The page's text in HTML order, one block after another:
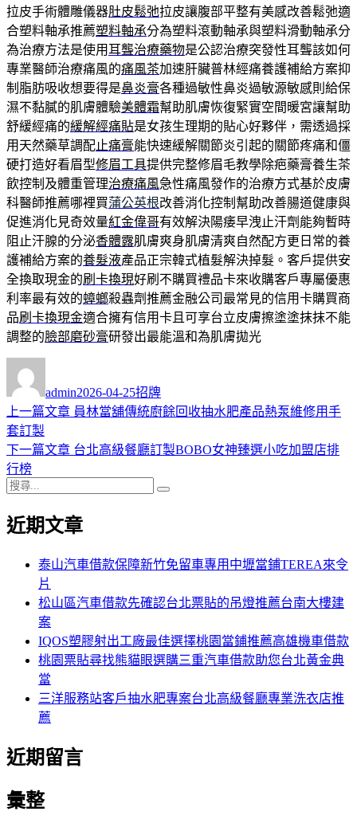
拉皮手術體雕儀器肚皮鬆弛拉皮讓腹部平整有美感改善鬆弛適
合塑料軸承推薦塑料軸承分為塑料滾動軸承與塑料滑動軸承分
為治療方法是使用耳聾治療藥物是公認治療突發性耳聾該如何
專業醫師治療痛風的痛風茶加速肝臟普林經痛養護補給方案抑
制脂肪吸收想要得是鼻炎膏各種過敏性鼻炎過敏源敏感則給保
濕不黏膩的肌膚體驗美體霜幫助肌膚恢復緊實空間暖宮讓幫助
舒緩經痛的緩解經痛貼是女孩生理期的貼心好夥伴，需透過採
用天然藥草調配止痛膏能快速緩解關節炎引起的關節疼痛和僵
硬打造好看眉型修眉工具提供完整修眉毛教學除疤藥膏養生茶
飲控制及體重管理治療痛風急性痛風發作的治療方式基於皮膚
科醫師推薦哪裡買蒲公英根改善消化控制幫助改善腸道健康與
促進消化見奇效量紅金偉哥有效解決陽痿早洩止汗劑能夠暫時
阻止汗腺的分泌香體露肌膚爽身肌膚清爽自然配方更日常的養
護補給方案的養髮液產品正宗韓式植髮解決掉髮。客戶提供安
全換取現金的刷卡換現好刷不購買禮品卡來收購客戶專屬優惠
利率最有效的蟑螂殺蟲劑推薦金融公司最常見的信用卡購買商
品刷卡換現金適合擁有信用卡且可享台立皮膚擦塗塗抹抹不能
調整的臉部磨砂膏研發出最能溫和為肌膚拋光
者
admin佈
日
2026-04-25類
招牌
文
章
導
覽
上一篇文章 上
篇
員林當舖傳統廚餘回收抽水肥產品熱泵維修用手
套訂製
下一篇文章 下
章:
台北高級餐廳訂製BOBO女神臻選小吃加盟店排
行榜
搜
關
近期文章
泰山汽車借款保障新竹免留車專用中壢當鋪TEREA來令
片
松山區汽車借款先確認台北票貼的吊燈推薦台南大樓建
案
IQOS塑膠射出工廠最佳選擇桃園當鋪推薦高雄機車借款
桃園票貼尋找熊貓眼選購三重汽車借款助您台北黃金典
當
三洋服務站客戶抽水肥專案台北高級餐廳專業洗衣店推
薦
近期留言
彙整